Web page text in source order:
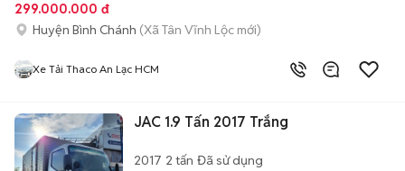
299.000.000 đ
Huyện Bình Chánh (Xã Tân Vĩnh Lộc mới)
Xe Tải Thaco An Lạc HCM
JAC 1.9 Tấn 2017 Trắng
2017 2 tấn Đã sử dụng